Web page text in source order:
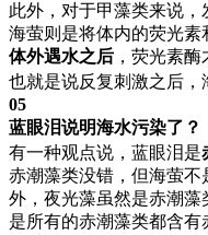
此外，对于甲藻类来说，
海萤则是将体内的荧光
体外遇水之后 ，荧光素
也就是说反复刺激之后，
05
蓝眼泪说明海水污染了？
有一种观点说，蓝眼泪是
赤潮藻类没错，但海萤
外，夜光藻虽然是赤潮
是所有的赤潮藻类都含有